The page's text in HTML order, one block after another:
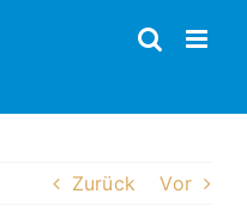
Zurück Vor